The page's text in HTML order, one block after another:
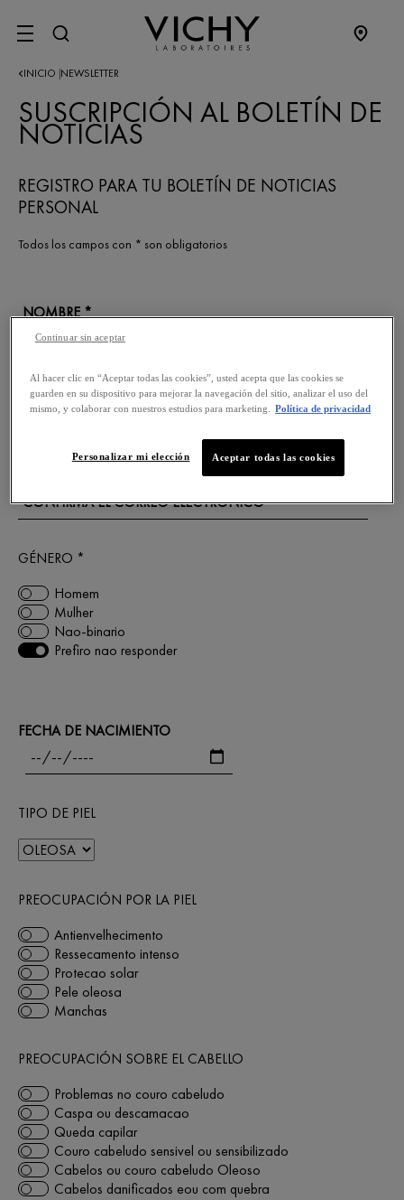
SITE MENU
INICIO NEWSLETTER
SUSCRIPCIÓN AL BOLETÍN DE
NOTICIAS
REGISTRO PARA TU BOLETÍN DE NOTICIAS
PERSONAL
Todos los campos con * son obligatorios
NOMBRE *
APELLIDO *
CONFIRMA EL CORREO ELECTRÓNICO *
GÉNERO *
Homem
Mulher
Nao-binario
Prefiro nao responder
FECHA DE NACIMIENTO
TIPO DE PIEL
PREOCUPACIÓN POR LA PIEL
Antienvelhecimento
Ressecamento intenso
Protecao solar
Pele oleosa
Manchas
PREOCUPACIÓN SOBRE EL CABELLO
Problemas no couro cabeludo
Caspa ou descamacao
Queda capilar
Couro cabeludo sensivel ou sensibilizado
Cabelos ou couro cabeludo Oleoso
Cabelos danificados eou com quebra
Al hacer clic en “Aceptar todas las cookies”, usted acepta que las cookies se
guarden en su dispositivo para mejorar la navegación del sitio, analizar el uso del
mismo, y colaborar con nuestros estudios para marketing.
Política de privacidad
Personalizar mi elección Aceptar todas las cookies
Continuar sin aceptar